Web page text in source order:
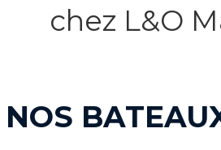
chez L&O
NOS